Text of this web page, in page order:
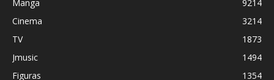
Manga
9214
Cinema
3214
TV
1873
Jmusic
1494
Figuras
1354